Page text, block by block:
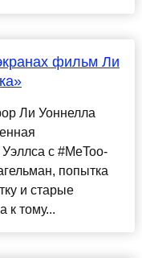
фильм Ли
Ли Уоннелла
с #MeToo-
попытка
и старые
к тому...